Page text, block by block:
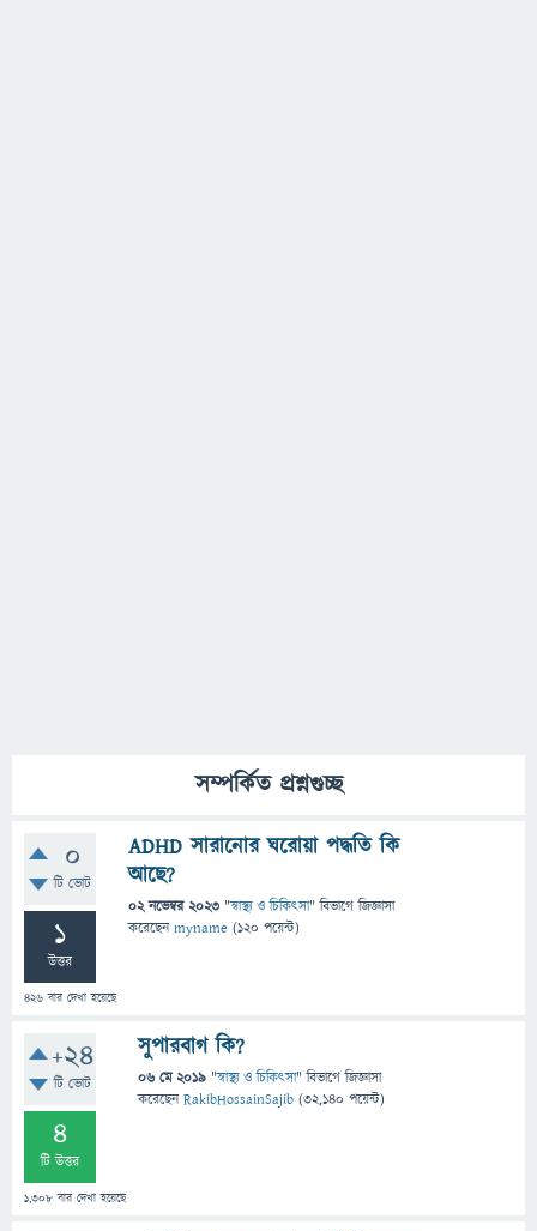
সম্পর্কিত প্রশ্নগুচ্ছ
0
টি ভোট
1
উত্তর
426 বার দেখা হয়েছে
ADHD সারানোর ঘরোয়া পদ্ধতি কি
আছে?
02 নভেম্বর 2023 "স্বাস্থ্য ও চিকিৎসা" বিভাগে জিজ্ঞাসা
করেছেনmyname (120 পয়েন্ট)
+24
টি ভোট
4
টি উত্তর
1,308 বার দেখা হয়েছে
সুপারবাগ কি?
06 মে 2019 "স্বাস্থ্য ও চিকিৎসা" বিভাগে জিজ্ঞাসা
করেছেনRakibHossainSajib (32,140 পয়েন্ট)